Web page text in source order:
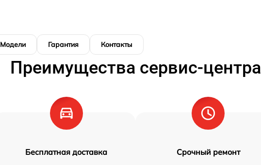
Модели Гарантия Контакты
Преимущества сервис-центра
Бесплатная доставка Срочный ремонт